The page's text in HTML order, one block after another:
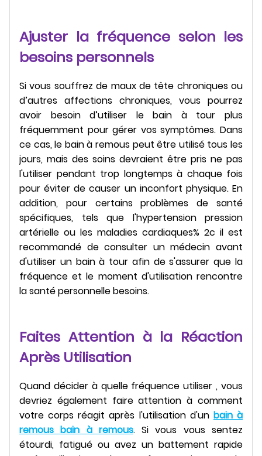
Ajuster la fréquence selon les
besoins personnels
Si vous souffrez de maux de tête chroniques ou
d’autres affections chroniques, vous pourrez
avoir besoin d’utiliser le bain à tour plus
fréquemment pour gérer vos symptômes. Dans
ce cas, le bain à remous peut être utilisé tous les
jours, mais des soins devraient être pris ne pas
l'utiliser pendant trop longtemps à chaque fois
pour éviter de causer un inconfort physique. En
addition, pour certains problèmes de santé
spécifiques, tels que l'hypertension pression
artérielle ou les maladies cardiaques% 2c il est
recommandé de consulter un médecin avant
d'utiliser un bain à tour afin de s'assurer que la
fréquence et le moment d'utilisation rencontre
la santé personnelle besoins.
Faites Attention à la Réaction
Après Utilisation
Quand décider à quelle fréquence utiliser , vous
devriez également faire attention à comment
votre corps réagit après l'utilisation d'un bain à
remous bain à remous. Si vous vous sentez
étourdi, fatigué ou avez un battement rapide